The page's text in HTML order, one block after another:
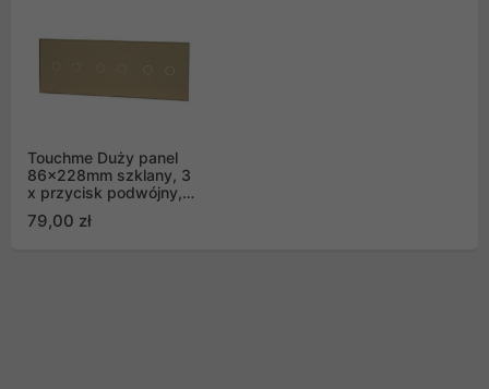
Touchme Duży panel
86x228mm szklany, 3
x przycisk podwójny,
79,00 zł